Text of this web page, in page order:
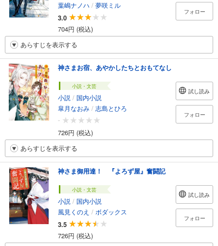
葉嶋ナノハ / 夢咲ミル
3.0
704円 (税込)
フォロー
あらすじを表示する
神さまお宿、あやかしたちとおもてなし
小説・文芸
小説 / 国内小説
皐月なおみ / 志島とひろ
-
726円 (税込)
試し読み
フォロー
あらすじを表示する
神さま御用達！ 『よろず屋』奮闘記
小説・文芸
小説 / 国内小説
風見くのえ / ボダックス
3.5
726円 (税込)
試し読み
フォロー